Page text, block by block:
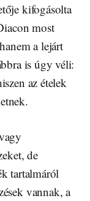
kifogásolta
most
a lejárt
is úgy véli:
az ételek
de
tartalmáról
vannak, a